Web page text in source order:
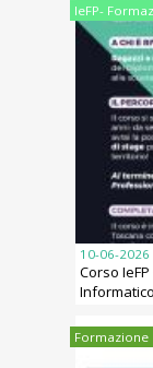
IeFP-
10-06-2026
Corso
Informatico
Formazione